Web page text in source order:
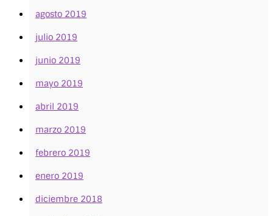
agosto 2019
julio 2019
junio 2019
mayo 2019
abril 2019
marzo 2019
febrero 2019
enero 2019
diciembre 2018